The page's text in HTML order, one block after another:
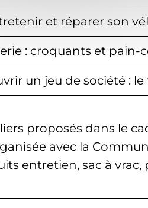
et réparer son
: croquants et pain-
un jeu de société :
proposés dans le
avec la
entretien, sac à vrac,